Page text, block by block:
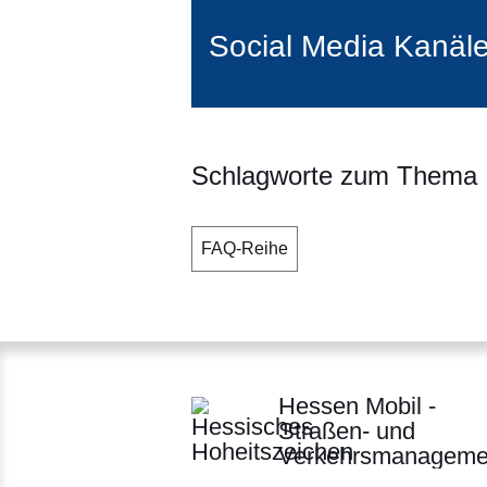
Social Media
Schlagworte zum Thema
FAQ-Reihe
Hessen Mobil -
Straßen- und